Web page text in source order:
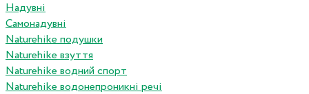
Надувні
Самонадувні
Naturehike подушки
Naturehike взуття
Naturehike водний спорт
Naturehike водонепроникні речі